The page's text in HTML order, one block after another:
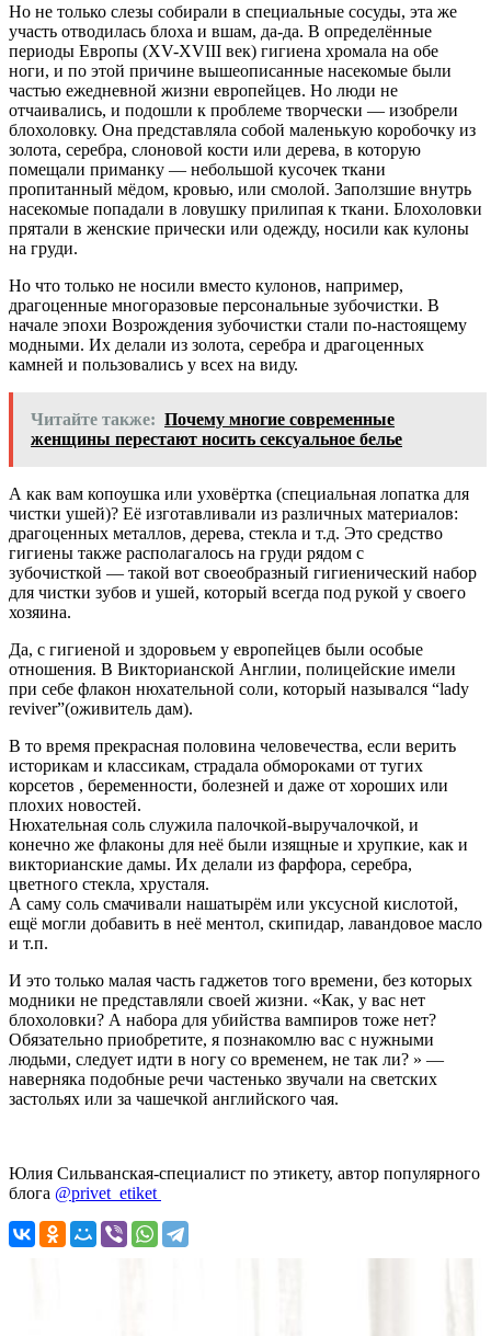
Но не только слезы собирали в специальные сосуды, эта же
участь отводилась блоха и вшам, да-да. В определённые
периоды Европы (XV-XVIII век) гигиена хромала на обе
ноги, и по этой причине вышеописанные насекомые были
частью ежедневной жизни европейцев. Но люди не
отчаивались, и подошли к проблеме творчески — изобрели
блохоловку. Она представляла собой маленькую коробочку из
золота, серебра, слоновой кости или дерева, в которую
помещали приманку — небольшой кусочек ткани
пропитанный мёдом, кровью, или смолой. Заползшие внутрь
насекомые попадали в ловушку прилипая к ткани. Блохоловки
прятали в женские прически или одежду, носили как кулоны
на груди.
Но что только не носили вместо кулонов, например,
драгоценные многоразовые персональные зубочистки. В
начале эпохи Возрождения зубочистки стали по-настоящему
модными. Их делали из золота, серебра и драгоценных
камней и пользовались у всех на виду.
Читайте также: Почему многие современные
женщины перестают носить сексуальное белье
А как вам копоушка или уховёртка (специальная лопатка для
чистки ушей)? Её изготавливали из различных материалов:
драгоценных металлов, дерева, стекла и т.д. Это средство
гигиены также располагалось на груди рядом с
зубочисткой — такой вот своеобразный гигиенический набор
для чистки зубов и ушей, который всегда под рукой у своего
хозяина.
Да, с гигиеной и здоровьем у европейцев были особые
отношения. В Викторианской Англии, полицейские имели
при себе флакон нюхательной соли, который назывался “lady
reviver”(оживитель дам).
В то время прекрасная половина человечества, если верить
историкам и классикам, страдала обмороками от тугих
корсетов , беременности, болезней и даже от хороших или
плохих новостей.
Нюхательная соль служила палочкой-выручалочкой, и
конечно же флаконы для неё были изящные и хрупкие, как и
викторианские дамы. Их делали из фарфора, серебра,
цветного стекла, хрусталя.
А саму соль смачивали нашатырём или уксусной кислотой,
ещё могли добавить в неё ментол, скипидар, лавандовое масло
и т.п.
И это только малая часть гаджетов того времени, без которых
модники не представляли своей жизни. «Как, у вас нет
блохоловки? А набора для убийства вампиров тоже нет?
Обязательно приобретите, я познакомлю вас с нужными
людьми, следует идти в ногу со временем, не так ли? » —
наверняка подобные речи частенько звучали на светских
застольях или за чашечкой английского чая.
Юлия Сильванская-специалист по этикету, автор популярного
блога @privet_etiket